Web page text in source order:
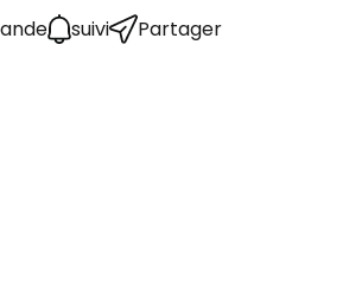
suivi Partager